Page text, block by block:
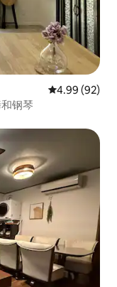
平均评分 4.99
4.99 (92)
钢琴